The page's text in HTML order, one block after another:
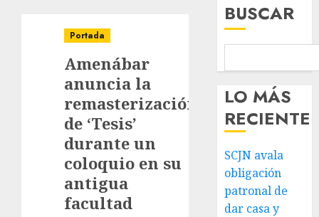
Portada
Amenábar
anuncia la
remasterización
de ‘Tesis’
durante un
coloquio en su
antigua
facultad
BUSCAR
LO MÁS
RECIENTE
SCJN avala
obligación
patronal de
dar casa y